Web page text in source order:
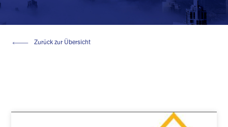
Zurück zur Übersicht